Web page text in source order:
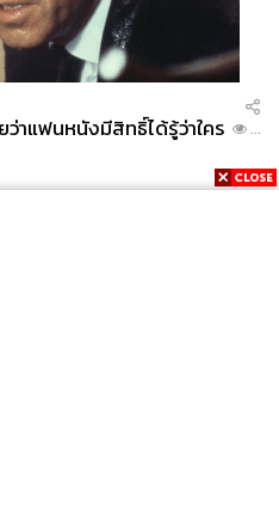
าแฟนหนังมีสิทธิ์ได้รู้ว่าใคร
...